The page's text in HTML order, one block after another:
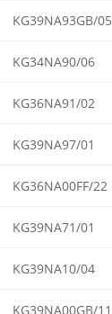
KG39NA93GB/05
KG34NA90/06
KG36NA91/02
KG39NA97/01
KG36NA00FF/22
KG39NA71/01
KG39NA10/04
KG39NA00GB/11